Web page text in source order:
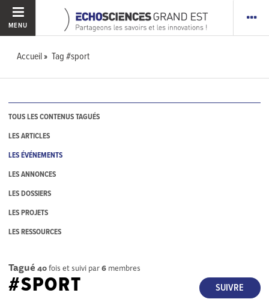
MENU
Accueil Tag #sport
TOUS LES CONTENUS TAGUÉS
LES ARTICLES
LES ÉVÉNEMENTS
LES ANNONCES
LES DOSSIERS
LES PROJETS
LES RESSOURCES
Tagué 40fois et suivi par6 membres
SUIVRE
#SPORT